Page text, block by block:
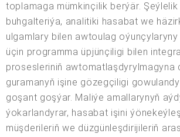
toplamaga mümkinçilik berýär. Şeýlelik
buhgalteriýa, analitiki hasabat we
ulgamlary bilen awtoulag
üçin programma üpjünçiligi bilen
prosesleriniň awtomatlaşdyrylmagyna
guramanyň işine gözegçiligi
goşant goşýar. Maliýe amallarynyň
ýokarlandyrar, hasabat işini
müşderileriň we düzgünleşdirijileriň